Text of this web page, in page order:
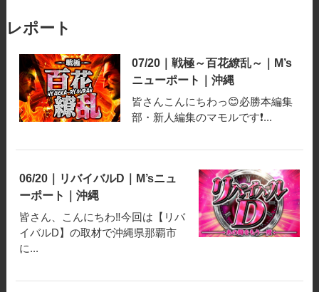
レポート
07/20｜戦極～百花繚乱～｜M’s
ニューポート｜沖縄
皆さんこんにちわっ😊必勝本編集
部・新人編集のマモルです❗️...
06/20｜リバイバルD｜M’sニュ
ーポート｜沖縄
皆さん、こんにちわ‼️今回は【リバ
イバルD】の取材で沖縄県那覇市
に...